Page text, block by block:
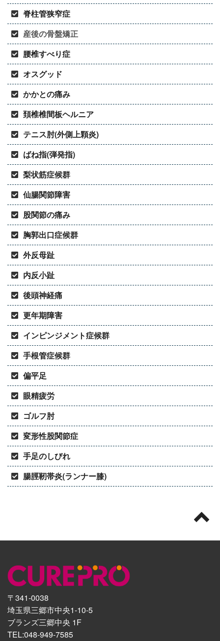
脊柱管狭窄症
産後の骨盤矯正
腰椎すべり症
オスグッド
かかとの痛み
頚椎椎間板ヘルニア
テニス肘(外側上顆炎)
ばね指(弾発指)
梨状筋症候群
仙腸関節障害
股関節の痛み
胸郭出口症候群
外反母趾
内反小趾
後頭神経痛
更年期障害
インピンジメント症候群
手根管症候群
偏平足
眼精疲労
ゴルフ肘
変形性股関節症
手足のしびれ
腸脛靭帯炎(ランナー膝)
〒341-0038
埼玉県三郷市中央1-10-5
ブランズ三郷中央 1F
TEL:048-949-7585